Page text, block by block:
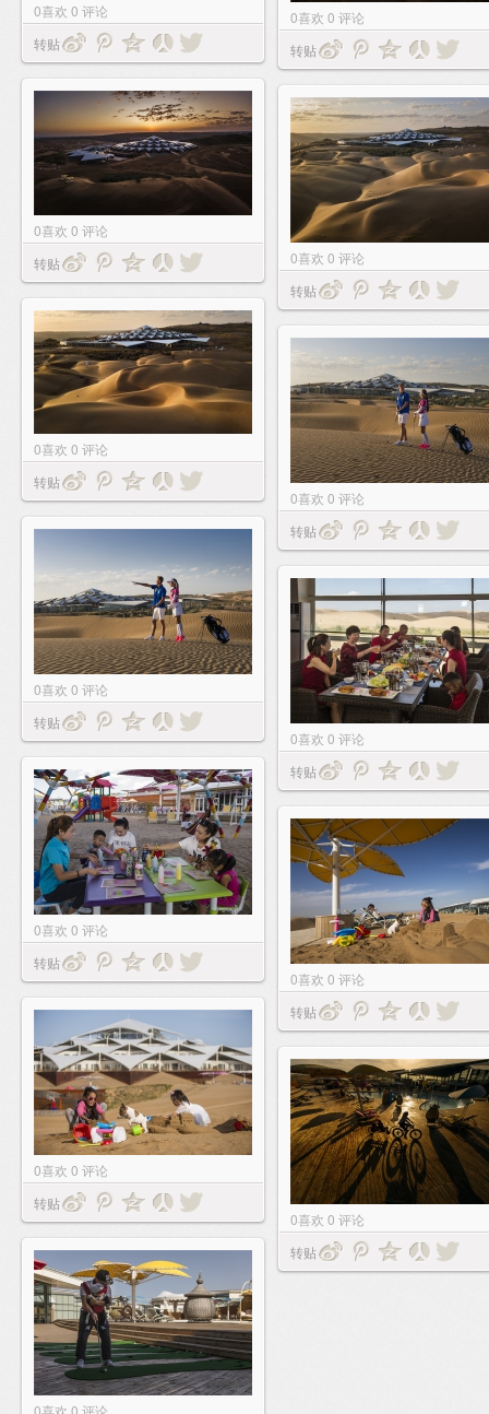
0喜欢 0 评论
转贴
0喜欢 0 评论
转贴
0喜欢 0 评论
转贴
0喜欢 0 评论
转贴
0喜欢 0 评论
转贴
0喜欢 0 评论
转贴
0喜欢 0 评论
转贴
0喜欢 0 评论
转贴
0喜欢 0 评论
转贴
0喜欢 0 评论
转贴
0喜欢 0 评论
转贴
0喜欢 0 评论
转贴
0喜欢 0 评论